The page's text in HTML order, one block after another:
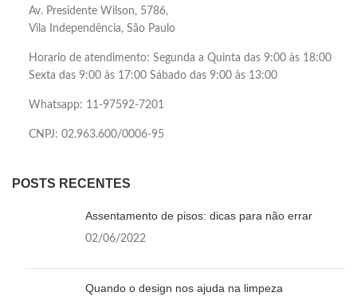
Av. Presidente Wilson, 5786,
Vila Independência, São Paulo
Horario de atendimento: Segunda a Quinta das 9:00 às 18:00
Sexta das 9:00 às 17:00 Sábado das 9:00 às 13:00
Whatsapp: 11-97592-7201
CNPJ: 02.963.600/0006-95
POSTS RECENTES
Assentamento de pisos: dicas para não errar
02/06/2022
Quando o design nos ajuda na limpeza